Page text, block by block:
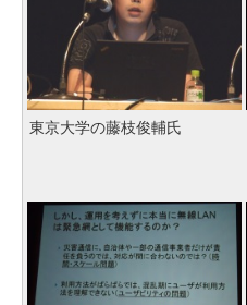
東京大学の藤枝俊輔氏